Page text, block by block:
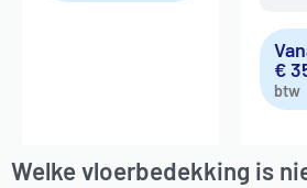
€
btw
Welke vloerbedekking is